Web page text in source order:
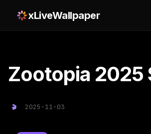
xLiveWallpaper
Zootopia 2025
2025-11-03